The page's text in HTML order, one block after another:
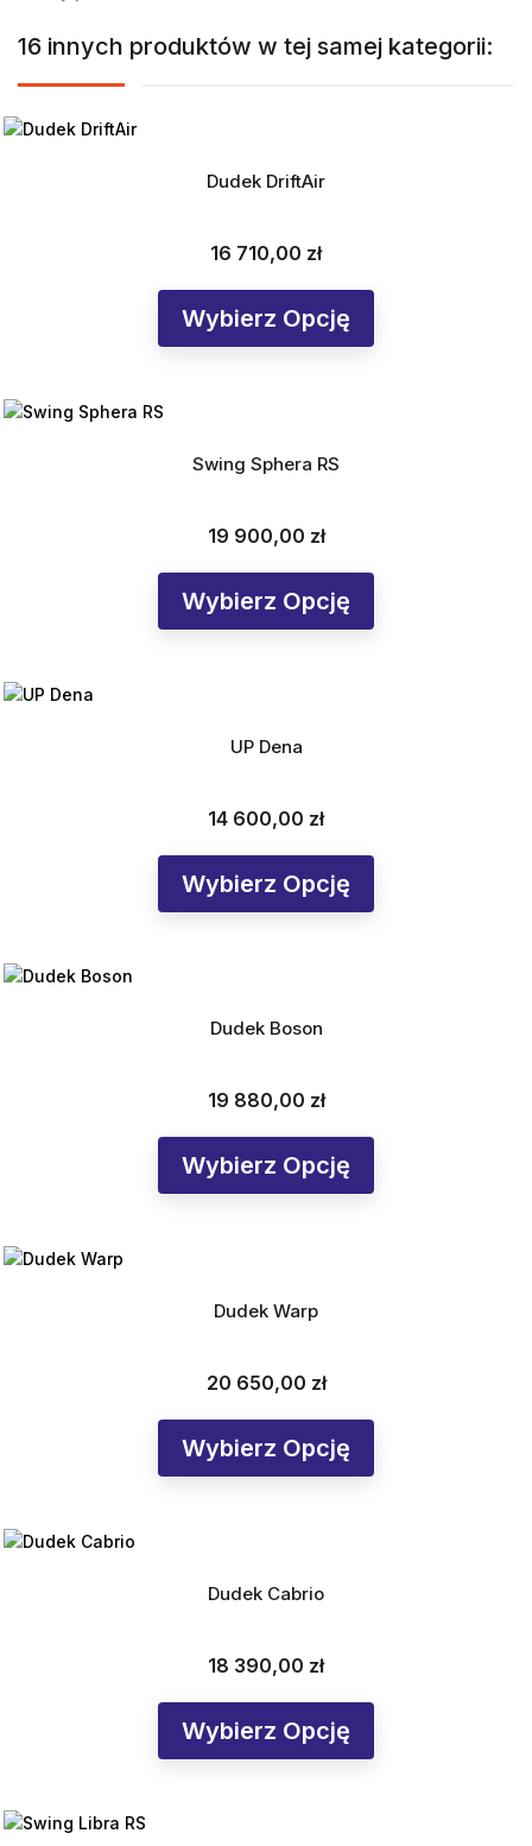
16 innych produktów w tej samej kategorii:
Dudek DriftAir
Cena
16 710,00 zł
Wybierz Opcję
Swing Sphera RS
Cena
19 900,00 zł
Wybierz Opcję
UP Dena
Cena
14 600,00 zł
Wybierz Opcję
Dudek Boson
Cena
19 880,00 zł
Wybierz Opcję
Dudek Warp
Cena
20 650,00 zł
Wybierz Opcję
Dudek Cabrio
Cena
18 390,00 zł
Wybierz Opcję